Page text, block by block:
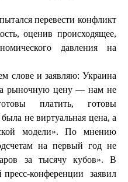
перевести конфликт
оценив происходящее,
давления на
слове и заявляю: Украина
рыночную цену — нам не
платить, готовы
не виртуальная цена, а
модели». По мнению
на первый год не
за тысячу кубов». В
конференции
заявил